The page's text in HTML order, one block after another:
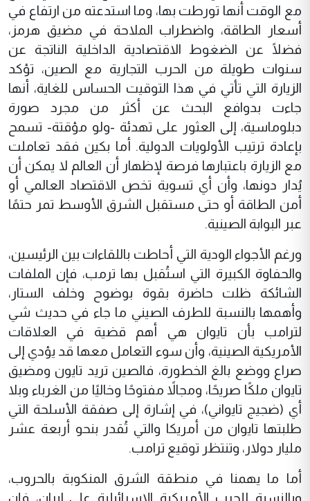
مع الوقت أنها تورطت بها، وما استدعته من ارتفاع في
أسعار الطاقة، واضطراب الملاحة في مضيق هرمز،
فضلًا عن الضغوط الاقتصادية الداخلية الناتجة عن
سنوات طويلة من الحرب التجارية مع الصين، تؤكد
الزيارة التي تأتي في هذا التوقيت الحساس للغاية، أنها
جاءت بدوافع البحث عن أكثر من مجرد صورة
دبلوماسية، إلى العثور على تهدئة -ولو مؤقتة- تسمح
بإعادة ترتيب الأولويات الدولية. أما بكين فقد تعاملت
مع الزيارة باعتبارها فرصة لإظهار أن العالم لا يمكن أن
يُدار دونها، وأن أي تسوية تخص الاقتصاد العالمي أو
أمن الطاقة أو حتى مستقبل الشرق الأوسط تمر حتمًا
عبر البوابة الصينية.
ورغم الأجواء الودية التي أحاطت باللقاءات بين الرئيسين،
والحفاوة الكبيرة التي استُقبل بها ترمب، فإن الملفات
الشائكة ظلت حاضرة بقوة بوضوح وخلف الستار،
وأهمها بالنسبة للطرف الصيني ما جاء في حديث شي
لترامب بأن تايوان هي أهم قضية في العلاقات
الأمريكية الصينية، وأن سوء التعامل معها قد يؤدي إلى
صراع ووضع بالغ الخطورة، فالصين تريد تايون ومضيق
تايوان ملكًا صريحًا، ومجالاً مفتوحًا وخاليًا من الغرباء وبلا
أي (ضجيج تايواني)، في إشارة إلى صفقة الأسلحة التي
طلبتها تايوان من أمريكا والتي تُقدر بنحو أربعة عشر
مليار دولار، وتنتظر توقيع ترامب.
أما ما يهمنا في منطقة الشرق المنكوبة بالحروب،
وبالنسبة للحرب الأمريكية الإسرائيلية على إيران، فإن